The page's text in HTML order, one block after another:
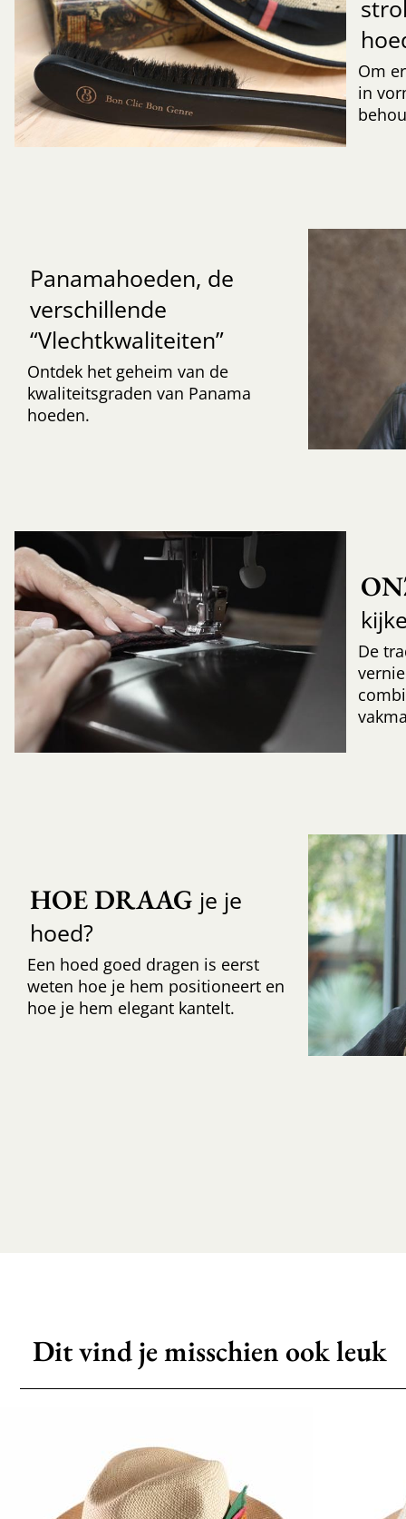
Om
in
Panamahoeden, de
verschillende
“Vlechtkwaliteiten”
Ontdek het geheim van de
kwaliteitsgraden van Panama
hoeden.
De
HOE DRAAG je je
hoed?
Een hoed goed dragen is eerst
weten hoe je hem positioneert en
hoe je hem elegant kantelt.
Dit vind je misschien ook leuk